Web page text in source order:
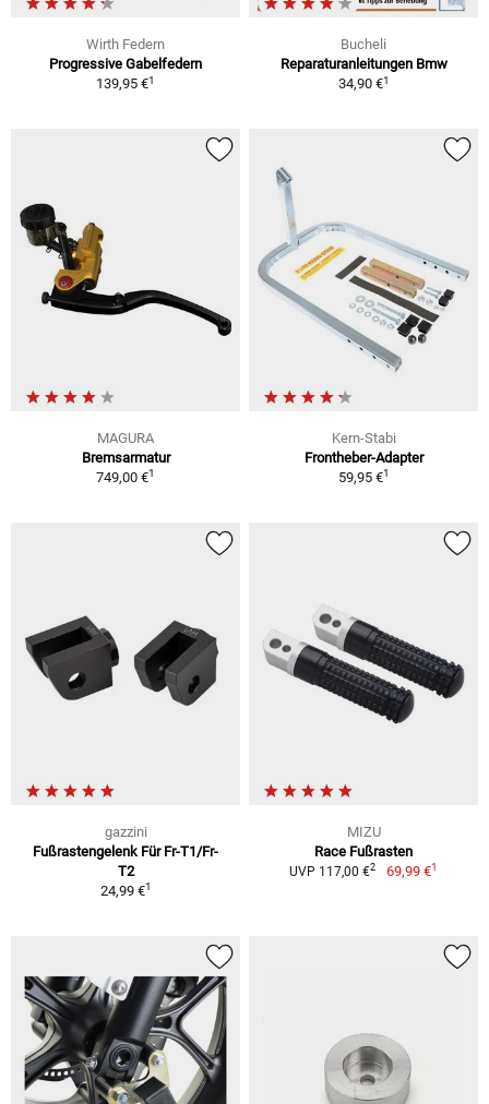
Wirth Federn
Progressive Gabelfedern
139,95 €1
Bucheli
Reparaturanleitungen Bmw
34,90 €1
MAGURA
Bremsarmatur
749,00 €1
Kern-Stabi
Frontheber-Adapter
59,95 €1
gazzini
Fußrastengelenk Für Fr-T1/Fr-
T2
24,99 €1
MIZU
Race Fußrasten
UVP 117,00 €2 69,99 €1